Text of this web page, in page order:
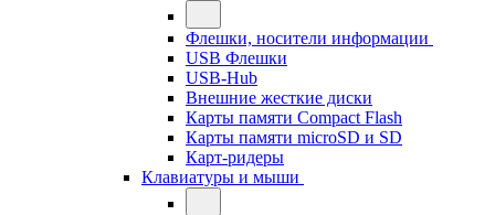
Флешки, носители информации
USB Флешки
USB-Hub
Внешние жесткие диски
Карты памяти Compact Flash
Карты памяти microSD и SD
Карт-ридеры
Клавиатуры и мыши